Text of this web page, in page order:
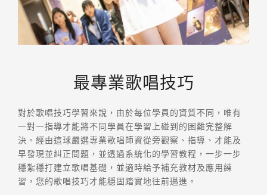
最專業歌唱技巧
對於歌唱技巧學習來說，由於每位學員的資質不同，唯有
一對一指導才能將不同學員在學習上碰到的困難完整解
決。經由這球嚴選專業歌唱師資從旁觀察、指導、才能及
早發現並糾正問題，並透過系統化的學習教程，一步一步
穩紮穩打建立歌唱基礎，並適時給予補充教材及應用練
習，您的歌唱技巧才能穩固踏實地往前邁進。